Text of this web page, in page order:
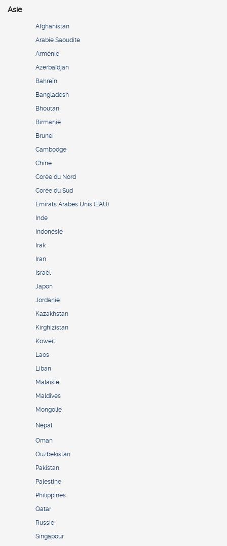
Asie
Afghanistan
Arabie Saoudite
Arménie
Azerbaïdjan
Bahreïn
Bangladesh
Bhoutan
Birmanie
Brunei
Cambodge
Chine
Corée du Nord
Corée du Sud
Émirats Arabes Unis (EAU)
Inde
Indonésie
Irak
Iran
Israël
Japon
Jordanie
Kazakhstan
Kirghizistan
Koweït
Laos
Liban
Malaisie
Maldives
Mongolie
Népal
Oman
Ouzbékistan
Pakistan
Palestine
Philippines
Qatar
Russie
Singapour